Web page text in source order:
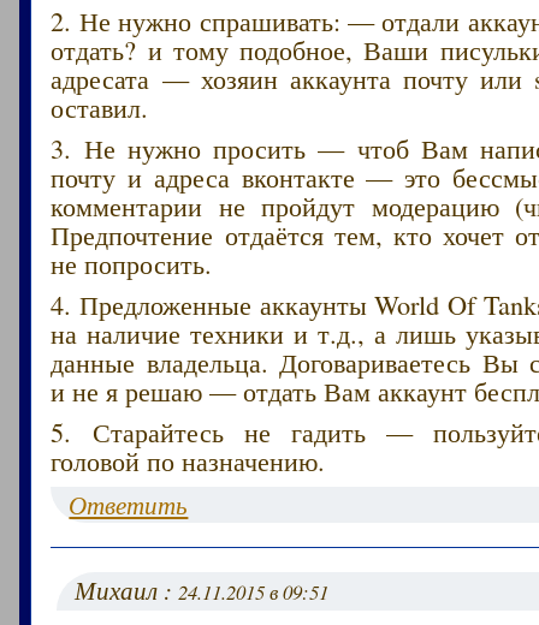
2. Не нужно спрашивать: — отдали
отдать? и тому подобное, Ваши
адресата — хозяин аккаунта почту или
оставил.
3. Не нужно просить — чтоб Вам
почту и адреса вконтакте — это
комментарии не пройдут модерацию
Предпочтение отдаётся тем, кто хочет
не попросить.
4. Предложенные аккаунты World Of
на наличие техники и т.д., а лишь
данные владельца. Договариваетесь Вы
и не я решаю — отдать Вам аккаунт
5. Старайтесь не гадить —
головой по назначению.
Ответить
Михаил :24.11.2015 в 09:51